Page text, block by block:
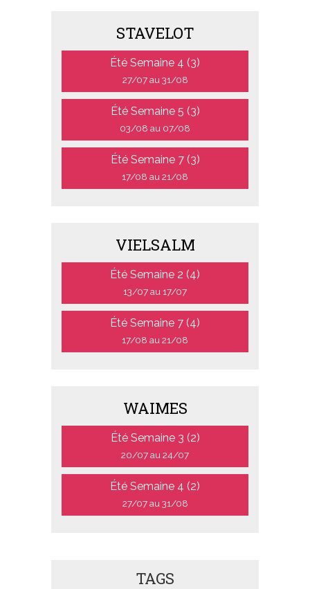
STAVELOT
Été Semaine 4 (3)
27/07 au 31/08
Été Semaine 5 (3)
03/08 au 07/08
Été Semaine 7 (3)
17/08 au 21/08
VIELSALM
Été Semaine 2 (4)
13/07 au 17/07
Été Semaine 7 (4)
17/08 au 21/08
WAIMES
Été Semaine 3 (2)
20/07 au 24/07
Été Semaine 4 (2)
27/07 au 31/08
TAGS